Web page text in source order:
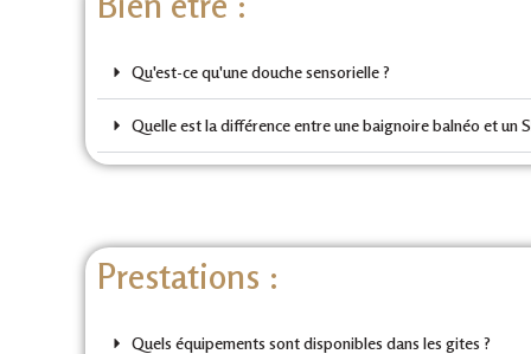
Qu'est-ce qu'une douche sensorielle ?
Quelle est la différence entre une baignoire balnéo et un
Prestations :
Quels équipements sont disponibles dans les gites ?